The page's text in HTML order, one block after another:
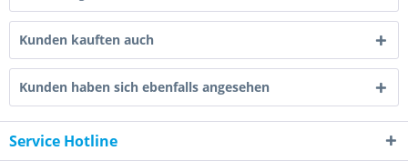
Kunden kauften auch
Kunden haben sich ebenfalls angesehen
Service Hotline